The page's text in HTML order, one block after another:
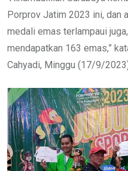
Porprov Jatim 2023 ini, dan
medali emas terlampaui
mendapatkan 163 emas,”
Cahyadi, Minggu (17/9/